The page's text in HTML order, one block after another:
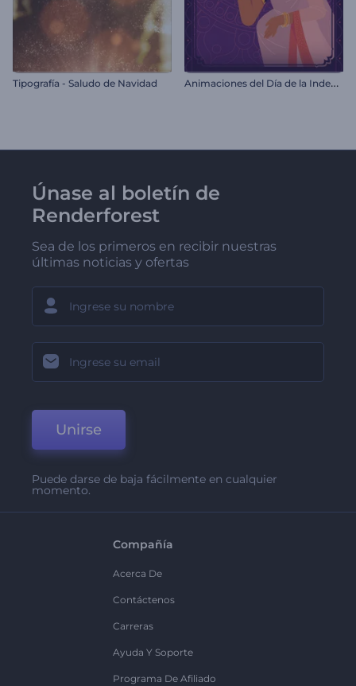
Tipografía - Saludo de Navidad A
nimaciones del Día de la Independencia de la India
Únase al boletín de
Renderforest
Sea de los primeros en recibir nuestras
últimas noticias y ofertas
Unirse
Puede darse de baja fácilmente en cualquier
momento.
Compañía
Acerca De
Contáctenos
Carreras
Ayuda Y Soporte
Programa De Afiliado